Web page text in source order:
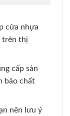
cửa nhựa
trên thị
cấp sản
bảo chất
nên lưu ý